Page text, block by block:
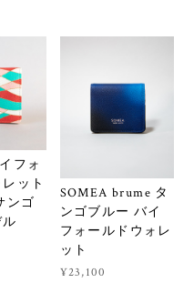
フォ
ット
ンゴ
SOMEA brume タ
ンゴブルー バイ
フォールドウォレ
ット
¥23,100